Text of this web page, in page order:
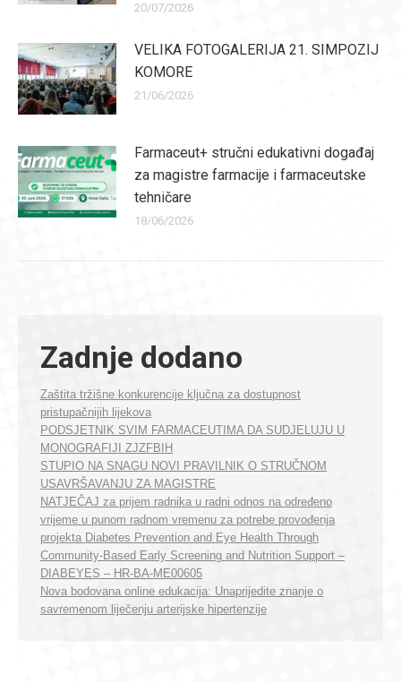
20/07/2026
VELIKA FOTOGALERIJA 21. SIMPOZIJ
KOMORE
21/06/2026
Farmaceut+ stručni edukativni događaj
za magistre farmacije i farmaceutske
tehničare
18/06/2026
Zadnje dodano
Zaštita tržišne konkurencije ključna za dostupnost
pristupačnijih lijekova
PODSJETNIK SVIM FARMACEUTIMA DA SUDJELUJU U
MONOGRAFIJI ZJZFBIH
STUPIO NA SNAGU NOVI PRAVILNIK O STRUČNOM
USAVRŠAVANJU ZA MAGISTRE
NATJEČAJ za prijem radnika u radni odnos na određeno
vrijeme u punom radnom vremenu za potrebe provođenja
projekta Diabetes Prevention and Eye Health Through
Community-Based Early Screening and Nutrition Support –
DIABEYES – HR-BA-ME00605
Nova bodovana online edukacija: Unaprijedite znanje o
savremenom liječenju arterijske hipertenzije